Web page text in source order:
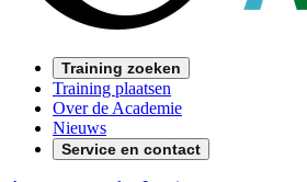
Training zoeken
Training plaatsen
Over de Academie
Nieuws
Service en contact